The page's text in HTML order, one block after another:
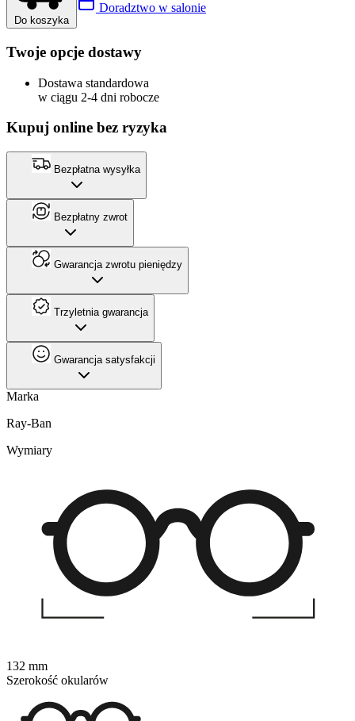
Do koszyka
Doradztwo w salonie
Twoje opcje dostawy
Dostawa standardowa
w ciągu 2-4 dni robocze
Kupuj online bez ryzyka
Bezpłatna wysyłka
Bezpłatny zwrot
Gwarancja zwrotu pieniędzy
Trzyletnia gwarancja
Gwarancja satysfakcji
Marka
Ray-Ban
Wymiary
132 mm
Szerokość okularów